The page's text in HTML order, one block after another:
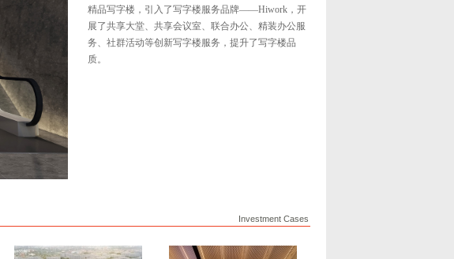
精品写字楼，引入了写字楼服务品牌——Hiwork，开
展了共享大堂、共享会议室、联合办公、精装办公服
务、社群活动等创新写字楼服务，提升了写字楼品
质。
Investment Cases